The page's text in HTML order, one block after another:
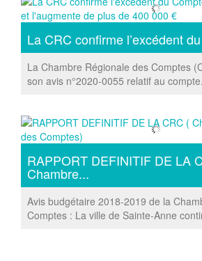
La CRC confirme l’excédent
La Chambre Régionale des Comptes
son avis n°2020-0055 relatif au
RAPPORT DEFINITIF DE LA
Chambre...
Avis budgétaire 2018-2019 de la
Comptes : La ville de Sainte-Anne